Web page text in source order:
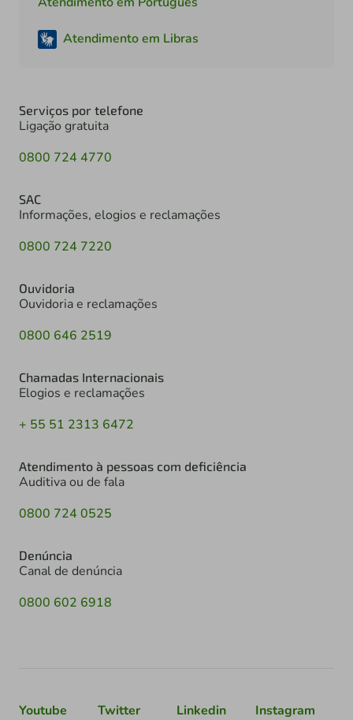
Atendimento em Libras
Serviços por telefone
Ligação gratuita
0800 724 4770
SAC
Informações, elogios e reclamações
0800 724 7220
Ouvidoria
Ouvidoria e reclamações
0800 646 2519
Chamadas Internacionais
Elogios e reclamações
+ 55 51 2313 6472
Atendimento à pessoas com deficiência
Auditiva ou de fala
0800 724 0525
Denúncia
Canal de denúncia
0800 602 6918
Youtube Twitter Linkedin Instagram